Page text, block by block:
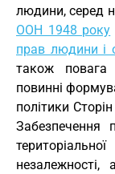
людини, серед
ООН 1948 року
прав людини і
також повага
повинні
політики
Забезпечення